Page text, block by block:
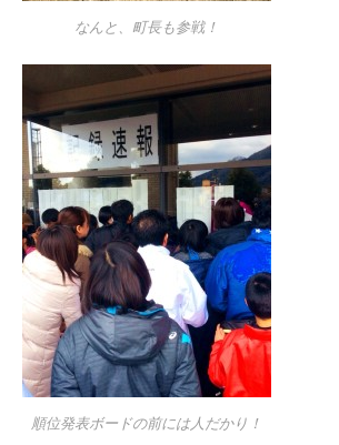
なんと、町長も参戦！
順位発表ボードの前には人だかり！